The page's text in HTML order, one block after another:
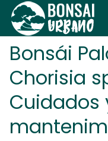
Bonsái
Chorisia
Cuidados